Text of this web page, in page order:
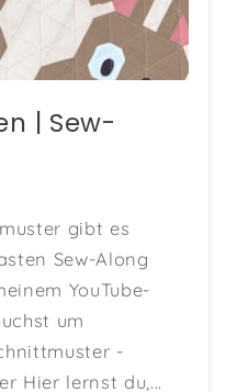
| Sew-
gibt es
Sew-Along
YouTube-
um
-
Hier lernst du,...